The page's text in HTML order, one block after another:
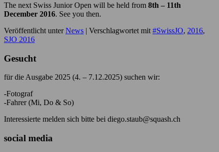
The next Swiss Junior Open will be held from 8th – 11th
December 2016. See you then.
Veröffentlicht unter News | Verschlagwortet mit #SwissJO, 2016,
SJO 2016
Gesucht
für die Ausgabe 2025 (4. – 7.12.2025) suchen wir:
-Fotograf
-Fahrer (Mi, Do & So)
Interessierte melden sich bitte bei diego.staub@squash.ch
social media